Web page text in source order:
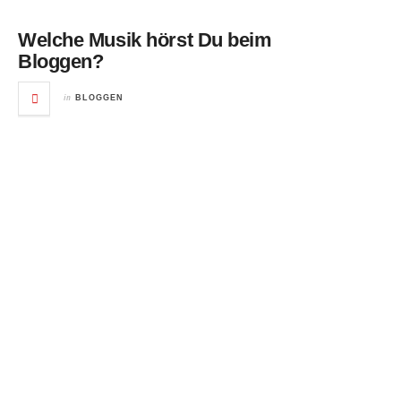
Welche Musik hörst Du beim
Bloggen?
in BLOGGEN